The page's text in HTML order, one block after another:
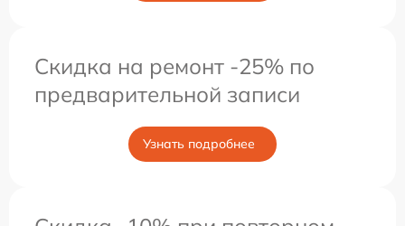
Скидка на ремонт -25% по
предварительной записи
Узнать подробнее